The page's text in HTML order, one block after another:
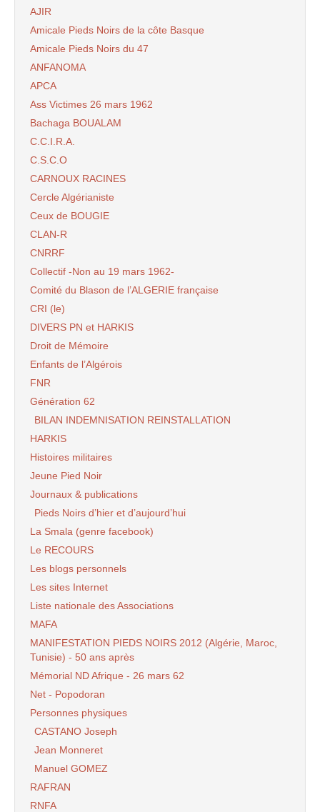
AJIR
Amicale Pieds Noirs de la côte Basque
Amicale Pieds Noirs du 47
ANFANOMA
APCA
Ass Victimes 26 mars 1962
Bachaga BOUALAM
C.C.I.R.A.
C.S.C.O
CARNOUX RACINES
Cercle Algérianiste
Ceux de BOUGIE
CLAN-R
CNRRF
Collectif -Non au 19 mars 1962-
Comité du Blason de l’ALGERIE française
CRI (le)
DIVERS PN et HARKIS
Droit de Mémoire
Enfants de l’Algérois
FNR
Génération 62
BILAN INDEMNISATION REINSTALLATION
HARKIS
Histoires militaires
Jeune Pied Noir
Journaux & publications
Pieds Noirs d’hier et d’aujourd’hui
La Smala (genre facebook)
Le RECOURS
Les blogs personnels
Les sites Internet
Liste nationale des Associations
MAFA
MANIFESTATION PIEDS NOIRS 2012 (Algérie, Maroc,
Tunisie) - 50 ans après
Mémorial ND Afrique - 26 mars 62
Net - Popodoran
Personnes physiques
CASTANO Joseph
Jean Monneret
Manuel GOMEZ
RAFRAN
RNFA